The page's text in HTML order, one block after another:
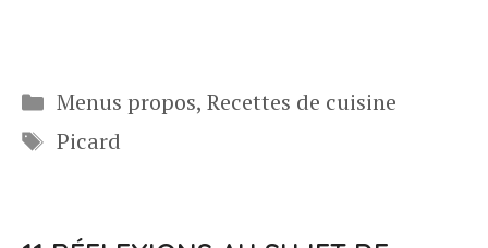
Catégories
Menus propos, Recettes de cuisine
Étiquettes
Picard